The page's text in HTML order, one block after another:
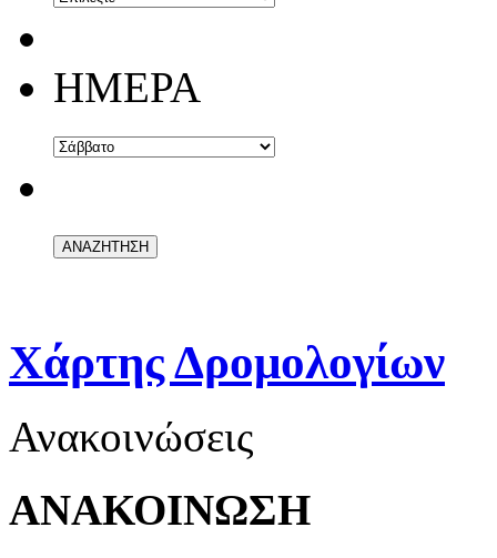
ΗΜΕΡΑ
Χάρτης Δρομολογίων
Ανακοινώσεις
ΑΝΑΚΟΙΝΩΣΗ